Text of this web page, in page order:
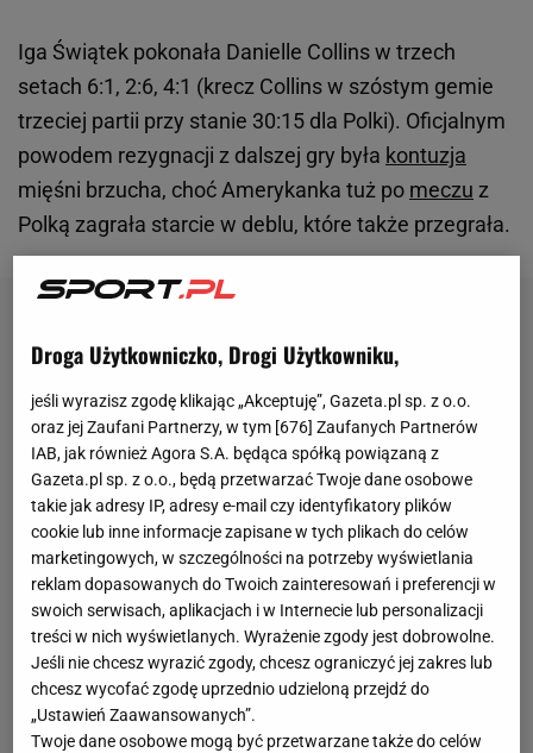
Iga Świątek pokonała Danielle Collins w trzech
setach 6:1, 2:6, 4:1 (krecz Collins w szóstym gemie
trzeciej partii przy stanie 30:15 dla Polki). Oficjalnym
powodem rezygnacji z dalszej gry była kontuzja
mięśni brzucha, choć Amerykanka tuż po meczu z
Polką zagrała starcie w deblu, które także przegrała.
Droga Użytkowniczko, Drogi Użytkowniku,
jeśli wyrazisz zgodę klikając „Akceptuję”, Gazeta.pl sp. z o.o.
oraz jej Zaufani Partnerzy, w tym [676] Zaufanych Partnerów
IAB, jak również Agora S.A. będąca spółką powiązaną z
Gazeta.pl sp. z o.o., będą przetwarzać Twoje dane osobowe
takie jak adresy IP, adresy e-mail czy identyfikatory plików
cookie lub inne informacje zapisane w tych plikach do celów
marketingowych, w szczególności na potrzeby wyświetlania
reklam dopasowanych do Twoich zainteresowań i preferencji w
swoich serwisach, aplikacjach i w Internecie lub personalizacji
treści w nich wyświetlanych. Wyrażenie zgody jest dobrowolne.
Jeśli nie chcesz wyrazić zgody, chcesz ograniczyć jej zakres lub
chcesz wycofać zgodę uprzednio udzieloną przejdź do
„Ustawień Zaawansowanych”.
Twoje dane osobowe mogą być przetwarzane także do celów